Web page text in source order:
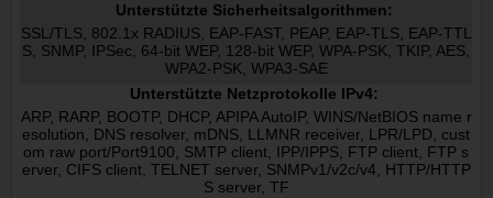
Unterstützte Sicherheitsalgorithmen:
SSL/TLS, 802.1x RADIUS, EAP-FAST, PEAP, EAP-TLS, EAP-TTL
S, SNMP, IPSec, 64-bit WEP, 128-bit WEP, WPA-PSK, TKIP, AES,
WPA2-PSK, WPA3-SAE
Unterstützte Netzprotokolle IPv4:
ARP, RARP, BOOTP, DHCP, APIPA AutoIP, WINS/NetBIOS name r
esolution, DNS resolver, mDNS, LLMNR receiver, LPR/LPD, cust
om raw port/Port9100, SMTP client, IPP/IPPS, FTP client, FTP s
erver, CIFS client, TELNET server, SNMPv1/v2c/v4, HTTP/HTTP
S server, TF